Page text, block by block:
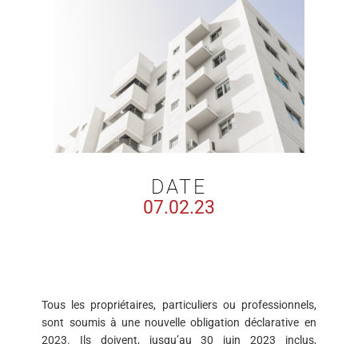
DATE
07.02.23
Tous les propriétaires, particuliers ou professionnels,
sont soumis à une nouvelle obligation déclarative en
2023. Ils doivent, jusqu’au 30 juin 2023 inclus,